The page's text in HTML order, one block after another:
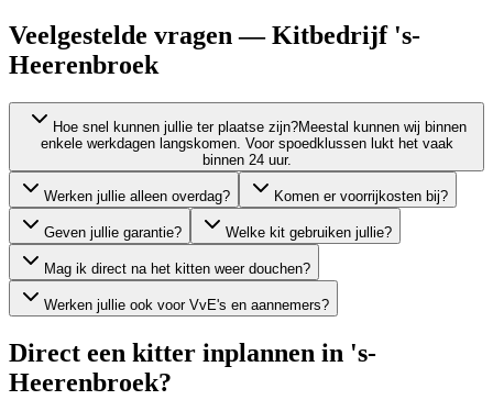
Veelgestelde vragen — Kitbedrijf 's-
Heerenbroek
Hoe snel kunnen jullie ter plaatse zijn?Meestal kunnen wij binnen
enkele werkdagen langskomen. Voor spoedklussen lukt het vaak
binnen 24 uur.
Werken jullie alleen overdag? Komen er voorrijkosten bij?
Geven jullie garantie? Welke kit gebruiken jullie?
Mag ik direct na het kitten weer douchen?
Werken jullie ook voor VvE's en aannemers?
Direct een kitter inplannen in 's-
Heerenbroek?